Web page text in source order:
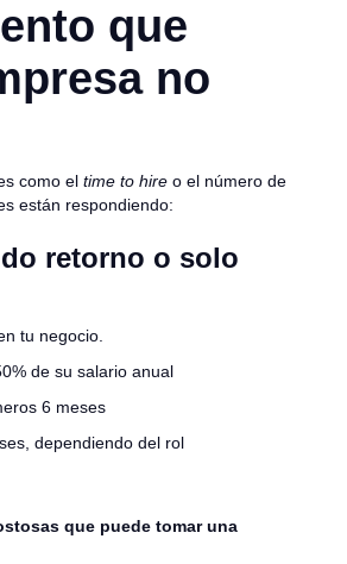
que
no
como el time to hire o el número de
están respondiendo:
retorno o solo
tu negocio.
de su salario anual
6 meses
dependiendo del rol
que puede tomar una